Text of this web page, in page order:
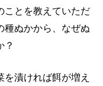
ことを教えていただ
種ぬかから、なぜぬ
？
漬ければ餌が増え